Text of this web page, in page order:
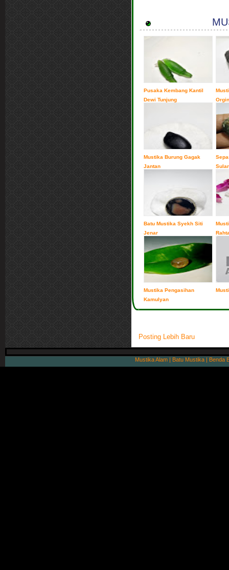
Pusaka Kembang Kantil
Dewi Tunjung
Mustika Burung Gagak
Jantan
Batu Mustika Syekh Siti
Jenar
Mustika Pengasihan
Kamulyan
Posting Lebih Baru
Mustika Alam | Batu Mustika | Benda